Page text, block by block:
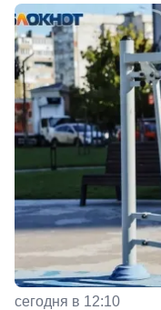
сегодня в 12:10